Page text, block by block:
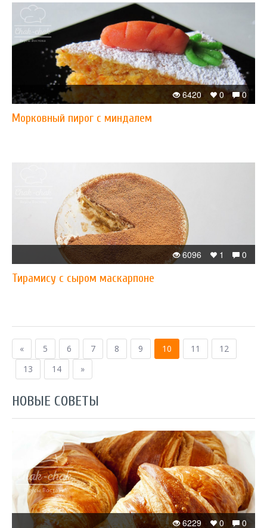
0
0
6420
Морковный пирог с миндалем
0
1
6096
Тирамису с сыром маскарпоне
« 5 6 7 8 9 10 11
12
13
14 »
НОВЫЕ СОВЕТЫ
0
0
6229